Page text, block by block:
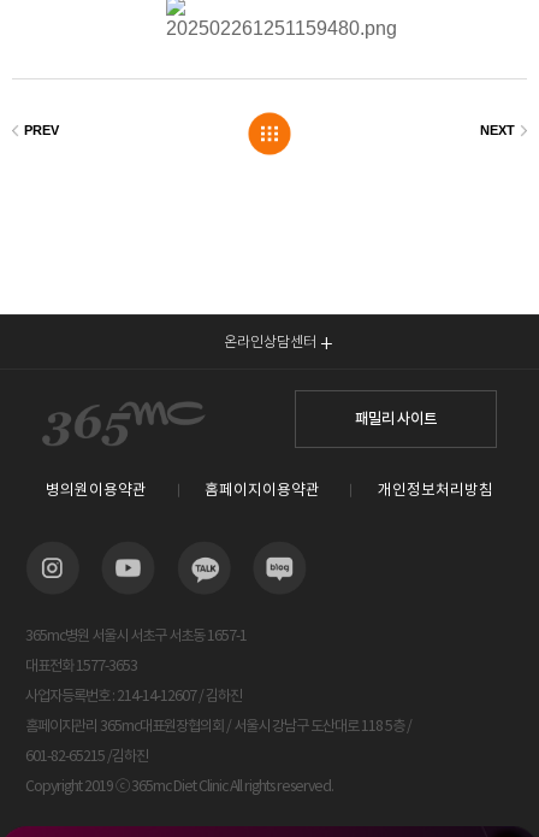
온라인상담센터
패밀리 사이트
병의원이용약관 홈페이지이용약관 개인정보처리방침
365mc병원 서울시 서초구 서초동 1657-1
대표전화 1577-3653
사업자등록번호 : 214-14-12607 / 김하진
홈페이지관리 365mc대표원장협의회 / 서울시 강남구 도산대로 118 5층 /
601-82-65215 /김하진
Copyright 2019 ⓒ 365mc Diet Clinic All rights reserved.